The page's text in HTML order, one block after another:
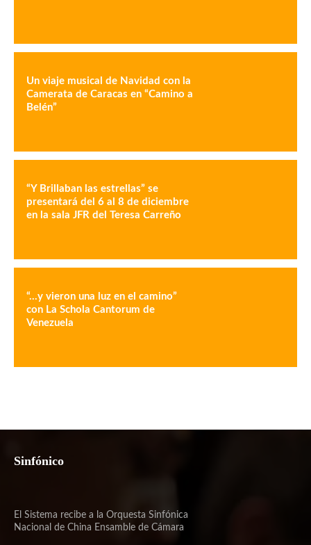
Un viaje musical de Navidad con la
Camerata de Caracas en “Camino a
Belén”
“Y Brillaban las estrellas” se
presentará del 6 al 8 de diciembre
en la sala JFR del Teresa Carreño
“…y vieron una luz en el camino”
con La Schola Cantorum de
Venezuela
Sinfónico
El Sistema recibe a la Orquesta Sinfónica
Nacional de China Ensamble de Cámara